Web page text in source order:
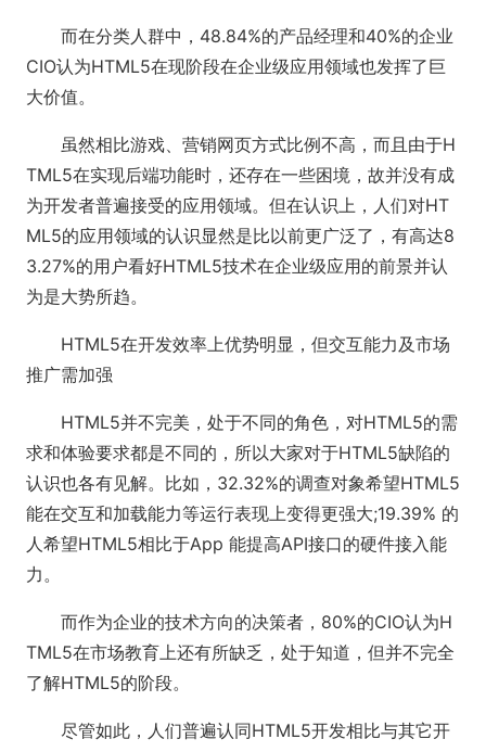
而在分类人群中，48.84%的产品经理和40%的企业
CIO认为HTML5在现阶段在企业级应用领域也发挥了巨
大价值。
虽然相比游戏、营销网页方式比例不高，而且由于H
TML5在实现后端功能时，还存在一些困境，故并没有成
为开发者普遍接受的应用领域。但在认识上，人们对HT
ML5的应用领域的认识显然是比以前更广泛了，有高达8
3.27%的用户看好HTML5技术在企业级应用的前景并认
为是大势所趋。
HTML5在开发效率上优势明显，但交互能力及市场
推广需加强
HTML5并不完美，处于不同的角色，对HTML5的需
求和体验要求都是不同的，所以大家对于HTML5缺陷的
认识也各有见解。比如，32.32%的调查对象希望HTML5
能在交互和加载能力等运行表现上变得更强大;19.39% 的
人希望HTML5相比于App 能提高API接口的硬件接入能
力。
而作为企业的技术方向的决策者，80%的CIO认为H
TML5在市场教育上还有所缺乏，处于知道，但并不完全
了解HTML5的阶段。
尽管如此，人们普遍认同HTML5开发相比与其它开